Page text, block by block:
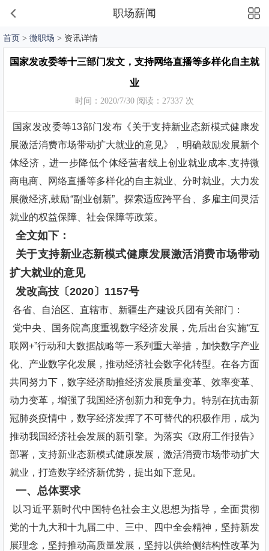
职场薪闻
首页 > 微职场 > 资讯详情
国家发改委等十三部门发文，支持网络直播等多样化自主就
业
时间：2020/7/30 阅读：27337 次
国家发改委等13部门发布《关于支持新业态新模式健康发
展激活消费市场带动扩大就业的意见》，明确鼓励发展新个
体经济，进一步降低个体经营者线上创业就业成本,支持微
商电商、网络直播等多样化的自主就业、分时就业。大力发
展微经济,鼓励“副业创新”。探索适应跨平台、多雇主间灵活
就业的权益保障、社会保障等政策。
全文如下：
关于支持新业态新模式健康发展激活消费市场带动
扩大就业的意见
发改高技〔2020〕1157号
各省、自治区、直辖市、新疆生产建设兵团有关部门：
党中央、国务院高度重视数字经济发展，先后出台实施“互
联网+”行动和大数据战略等一系列重大举措，加快数字产业
化、产业数字化发展，推动经济社会数字化转型。在各方面
共同努力下，数字经济助推经济发展质量变革、效率变革、
动力变革，增强了我国经济创新力和竞争力。特别在抗击新
冠肺炎疫情中，数字经济发挥了不可替代的积极作用，成为
推动我国经济社会发展的新引擎。为落实《政府工作报告》
部署，支持新业态新模式健康发展，激活消费市场带动扩大
就业，打造数字经济新优势，提出如下意见。
一、总体要求
以习近平新时代中国特色社会主义思想为指导，全面贯彻
党的十九大和十九届二中、三中、四中全会精神，坚持新发
展理念，坚持推动高质量发展，坚持以供给侧结构性改革为